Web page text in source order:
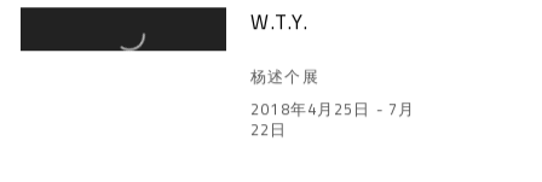
W.T.Y.
杨述个展
2018年4月25日 - 7月
22日